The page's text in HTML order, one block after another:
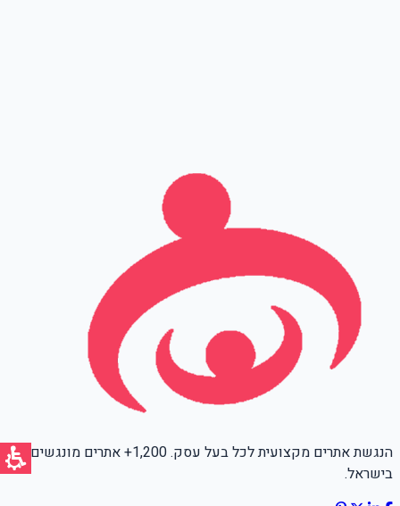
הנגשת אתרים מקצועית לכל בעל עסק. 1,200+ אתרים מונגשים
בישראל.